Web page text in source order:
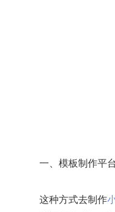
一、模板制作平台
这种方式去制作